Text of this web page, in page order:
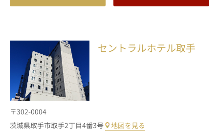
セントラルホテル取手
〒302-0004
茨城県取手市取手2丁目4番3号
地図を見る